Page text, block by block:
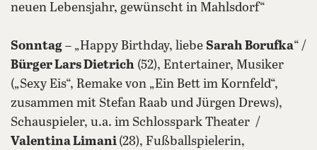
neuen Lebensjahr, gewünscht in Mahlsdorf“
Sonntag – „Happy Birthday, liebe Sarah Borufka“ /
Bürger Lars Dietrich (52), Entertainer, Musiker
(„Sexy Eis“, Remake von „Ein Bett im Kornfeld“,
zusammen mit Stefan Raab und Jürgen Drews),
Schauspieler, u.a. im Schlosspark Theater /
Valentina Limani (28), Fußballspielerin,